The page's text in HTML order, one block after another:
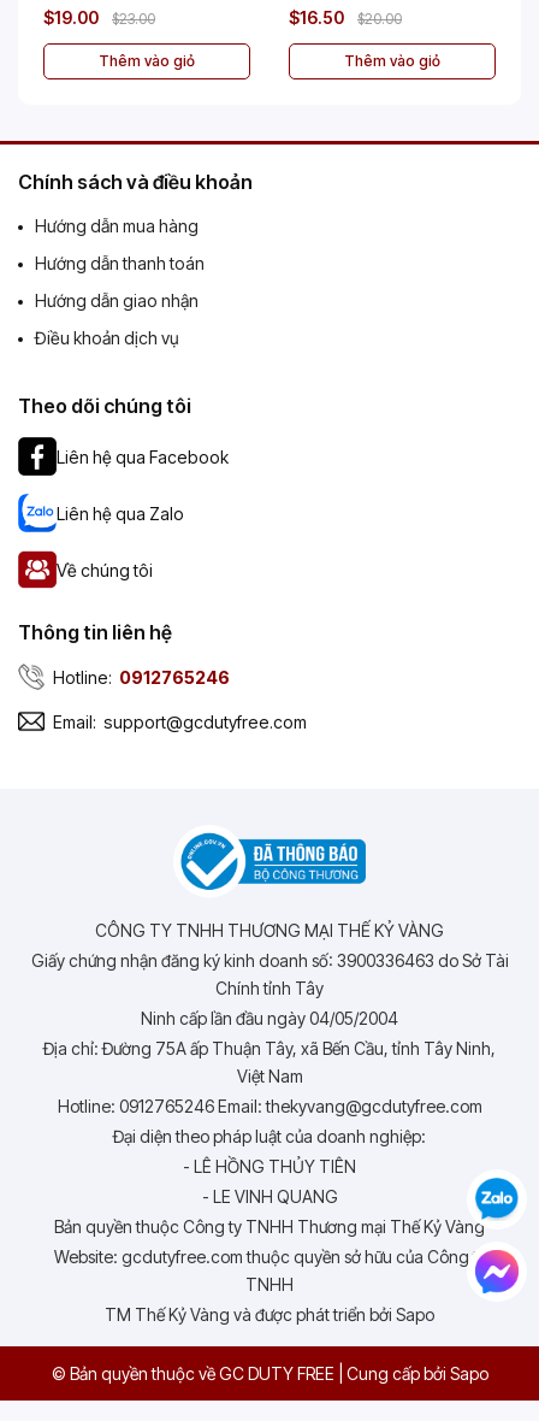
$19.00 $23.00
Thêm vào giỏ
$16.50 $20.00
Thêm vào giỏ
Chính sách và điều khoản
Hướng dẫn mua hàng
Hướng dẫn thanh toán
Hướng dẫn giao nhận
Điều khoản dịch vụ
Theo dõi chúng tôi
Liên hệ qua Facebook
Liên hệ qua Zalo
Về chúng tôi
Thông tin liên hệ
Hotline: 0912765246
Email: support@gcdutyfree.com
CÔNG TY TNHH THƯƠNG MẠI THẾ KỶ VÀNG
Giấy chứng nhận đăng ký kinh doanh số: 3900336463 do Sở Tài
Chính tỉnh Tây
Ninh cấp lần đầu ngày 04/05/2004
Địa chỉ: Đường 75A ấp Thuận Tây, xã Bến Cầu, tỉnh Tây Ninh,
Việt Nam
Hotline: 0912765246 Email: thekyvang@gcdutyfree.com
Đại diện theo pháp luật của doanh nghiệp:
- LÊ HỒNG THỦY TIÊN
- LE VINH QUANG
Bản quyền thuộc Công ty TNHH Thương mại Thế Kỷ Vàng
Website: gcdutyfree.com thuộc quyền sở hữu của Công ty
TNHH
TM Thế Kỷ Vàng và được phát triển bởi Sapo
© Bản quyền thuộc về GC DUTY FREE Cung cấp bởi Sapo